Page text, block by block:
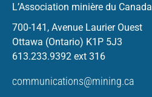
L’Association minière du Canada
700-141, Avenue Laurier Ouest
Ottawa (Ontario) K1P 5J3
613.233.9392 ext 316
communications@mining.ca